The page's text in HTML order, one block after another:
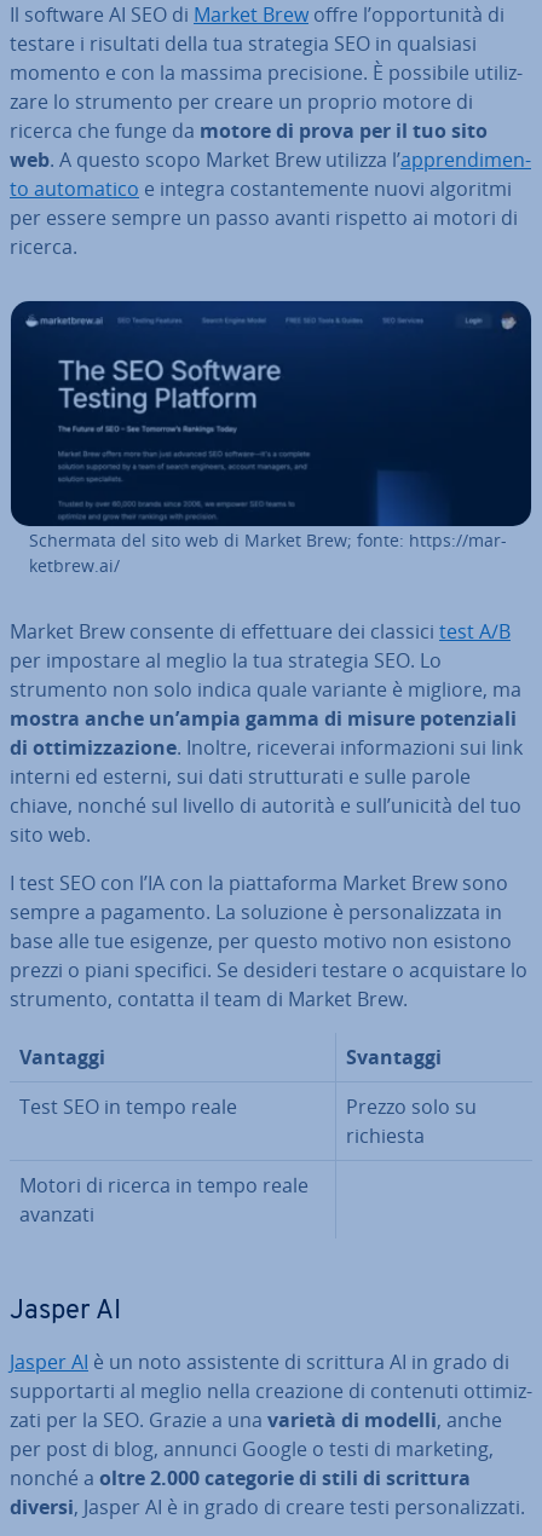
Il software AI SEO di Market Brew offre l’op­por­tu­ni­tà di
testare i risultati della tua strategia SEO in qualsiasi
momento e con la massima pre­ci­sio­ne. È possibile uti­liz­
za­re lo strumento per creare un proprio motore di
ricerca che funge da motore di prova per il tuo sito
web. A questo scopo Market Brew utilizza l’ap­pren­di­men­
to au­to­ma­ti­co e integra co­stan­te­men­te nuovi algoritmi
per essere sempre un passo avanti rispetto ai motori di
ricerca.
Schermata del sito web di Market Brew; fonte: https://mar­
ket­brew.ai/
Market Brew consente di ef­fet­tua­re dei classici test A/B
per impostare al meglio la tua strategia SEO. Lo
strumento non solo indica quale variante è migliore, ma
mostra anche un’ampia gamma di misure po­ten­zia­li
di ot­ti­miz­za­zio­ne. Inoltre, riceverai in­for­ma­zio­ni sui link
interni ed esterni, sui dati strut­tu­ra­ti e sulle parole
chiave, nonché sul livello di autorità e sull’unicità del tuo
sito web.
I test SEO con l’IA con la piat­ta­for­ma Market Brew sono
sempre a pagamento. La soluzione è per­so­na­liz­za­ta in
base alle tue esigenze, per questo motivo non esistono
prezzi o piani specifici. Se desideri testare o ac­qui­sta­re lo
strumento, contatta il team di Market Brew.
Vantaggi
Svantaggi
Test SEO in tempo reale
Prezzo solo su
richiesta
Motori di ricerca in tempo reale
avanzati
Jasper AI
Jasper AI è un noto as­si­sten­te di scrittura AI in grado di
sup­por­tar­ti al meglio nella creazione di contenuti ot­ti­miz­
za­ti per la SEO. Grazie a una varietà di modelli, anche
per post di blog, annunci Google o testi di marketing,
nonché a oltre 2.000 categorie di stili di scrittura
diversi, Jasper AI è in grado di creare testi per­so­na­liz­za­ti.